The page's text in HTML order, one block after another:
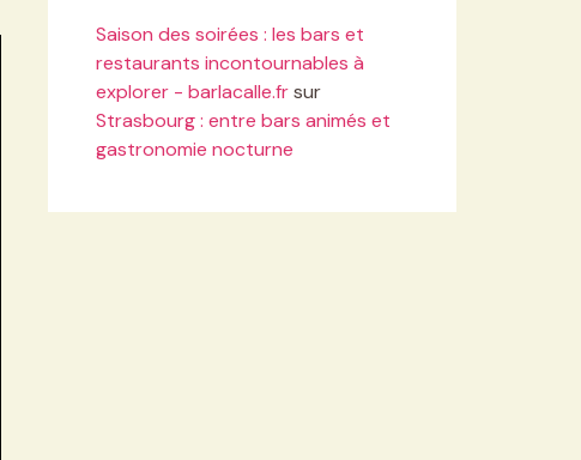
Saison des soirées : les bars et
restaurants incontournables à
explorer - barlacalle.frsur
Strasbourg : entre bars animés et
gastronomie nocturne